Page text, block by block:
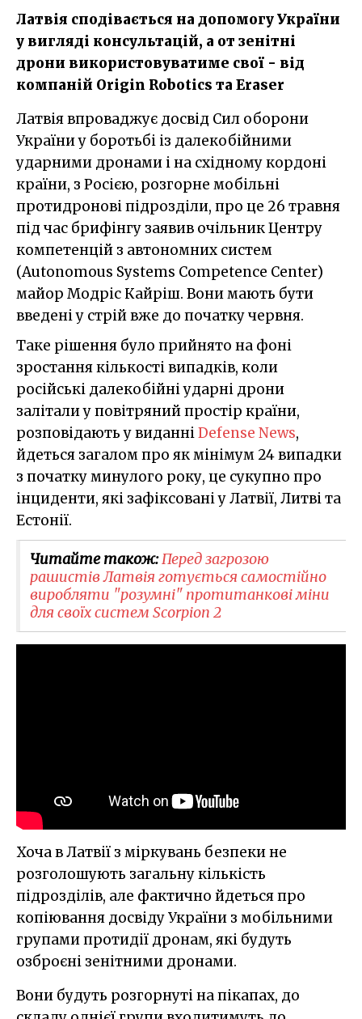
Латвія сподівається на допомогу України
у вигляді консультацій, а от зенітні
дрони використовуватиме свої - від
компаній Origin Robotics та Eraser
Латвія впроваджує досвід Сил оборони
України у боротьбі із далекобійними
ударними дронами і на східному кордоні
країни, з Росією, розгорне мобільні
протидронові підрозділи, про це 26 травня
під час брифінгу заявив очільник Центру
компетенцій з автономних систем
(Autonomous Systems Competence Center)
майор Модріс Кайріш. Вони мають бути
введені у стрій вже до початку червня.
Таке рішення було прийнято на фоні
зростання кількості випадків, коли
російські далекобійні ударні дрони
залітали у повітряний простір країни,
розповідають у виданніDefense News,
йдеться загалом про як мінімум 24 випадки
з початку минулого року, це сукупно про
інциденти, які зафіксовані у Латвії, Литві та
Естонії.
Читайте також:Перед загрозою
рашистів Латвія готується самостійно
виробляти "розумні" протитанкові міни
для своїх систем Scorpion 2
Хоча в Латвії з міркувань безпеки не
розголошують загальну кількість
підрозділів, але фактично йдеться про
копіювання досвіду України з мобільними
групами протидії дронам, які будуть
озброєні зенітними дронами.
Вони будуть розгорнуті на пікапах, до